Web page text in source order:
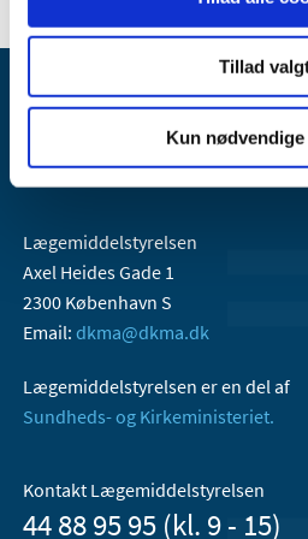
Tillad
Kun
Lægemiddelstyrelsen
Axel Heides Gade 1
2300 København S
Email: dkma@dkma.dk
Lægemiddelstyrelsen er en del af
Sundheds- og Kirkeministeriet.
Kontakt Lægemiddelstyrelsen
44 88 95 95 (kl. 9 - 15)